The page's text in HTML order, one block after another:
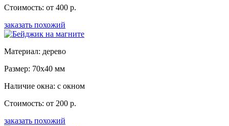
Стоимость: от 400 р.
заказать похожий
Материал: дерево
Размер: 70x40 мм
Наличие окна: с окном
Стоимость: от 200 р.
заказать похожий